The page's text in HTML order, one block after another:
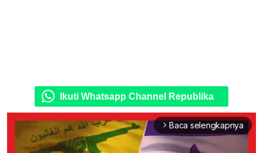
Ikuti Whatsapp Channel Republika
arrow_forward_ios Baca selengkapnya